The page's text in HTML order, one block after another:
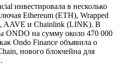
инвестировала в несколько
Ethereum (ETH), Wrapped
AAVE и Chainlink (LINK). В
ONDO на сумму около 470 000
Ondo Finance объявила о
нового блокчейна для